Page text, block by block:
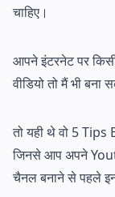
चाहिए।
आपने इंटरनेट पर
वीडियो तो मैं भी
तो यही थे वो 5
जिनसे आप अपने
चैनल बनाने से पहले इन